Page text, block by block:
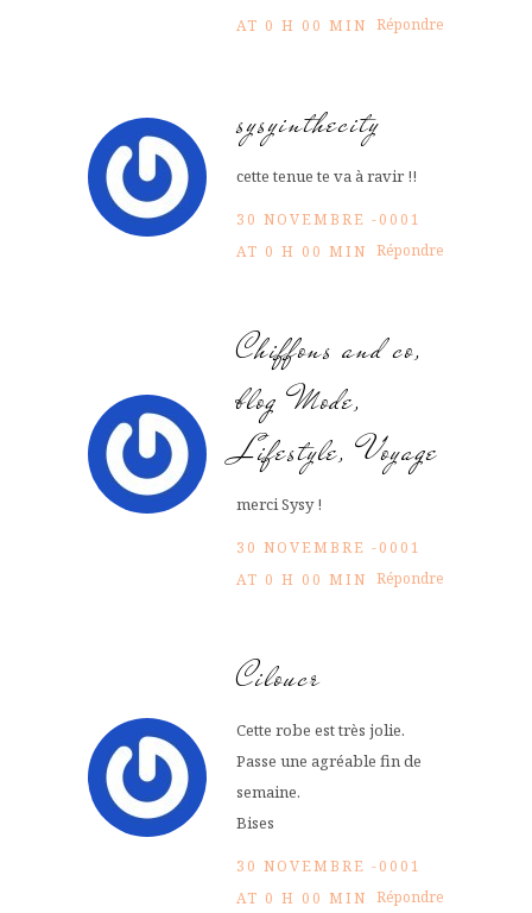
AT 0 H 00 MIN Répondre
sysyinthecity
cette tenue te va à ravir !!
30 NOVEMBRE -0001
AT 0 H 00 MIN Répondre
Chiffons and co,
blog Mode,
Lifestyle, Voyage
merci Sysy !
30 NOVEMBRE -0001
AT 0 H 00 MIN Répondre
Ciloucr
Cette robe est très jolie.
Passe une agréable fin de
semaine.
Bises
30 NOVEMBRE -0001
AT 0 H 00 MIN Répondre